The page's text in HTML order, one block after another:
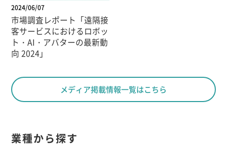
2024/06/07
市場調査レポート「遠隔接
客サービスにおけるロボッ
ト・AI・アバターの最新動
向 2024」
メディア掲載情報一覧はこちら
業種から探す